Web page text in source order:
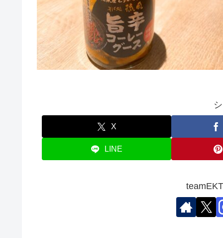
X
LINE